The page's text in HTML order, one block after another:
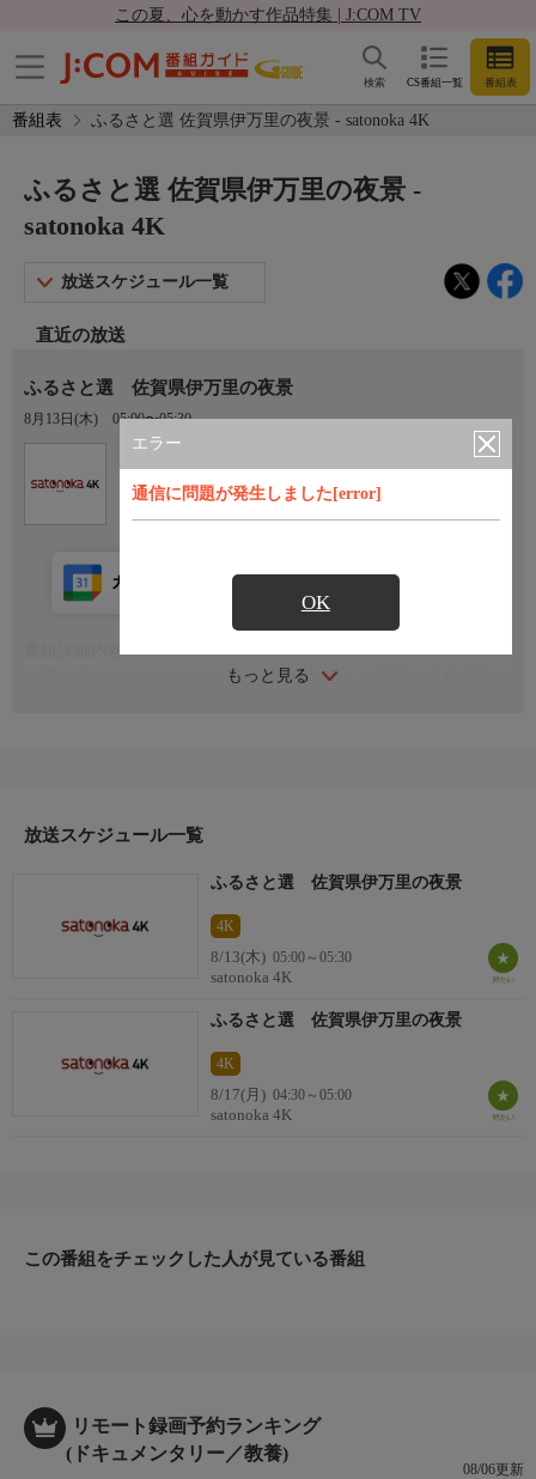
この夏、心を動かす作品特集 | J:COM TV
CS番組一覧 番組表
検索
番組表 ふるさと選 佐賀県伊万里の夜景 - satonoka 4K
エラー
通信に問題が発生しました[error]
OK
ふるさと選 佐賀県伊万里の夜景 -
satonoka 4K
放送スケジュール一覧
直近の放送
ふるさと選 佐賀県伊万里の夜景
8月13日(木) 05:00〜05:30
もっと見る
カレンダー登録 アプリ視聴
全国各地のケーブルテレビ局から届いた美しい風景や名所旧跡な
放送スケジュール一覧
ふるさと選 佐賀県伊万里の夜景
4K
8/13(木) 05:00～05:30
satonoka 4K
ふるさと選 佐賀県伊万里の夜景
4K
8/17(月) 04:30～05:00
satonoka 4K
この番組をチェックした人が見ている番組
リモート録画予約ランキング
(ドキュメンタリー／教養)
08/06更新